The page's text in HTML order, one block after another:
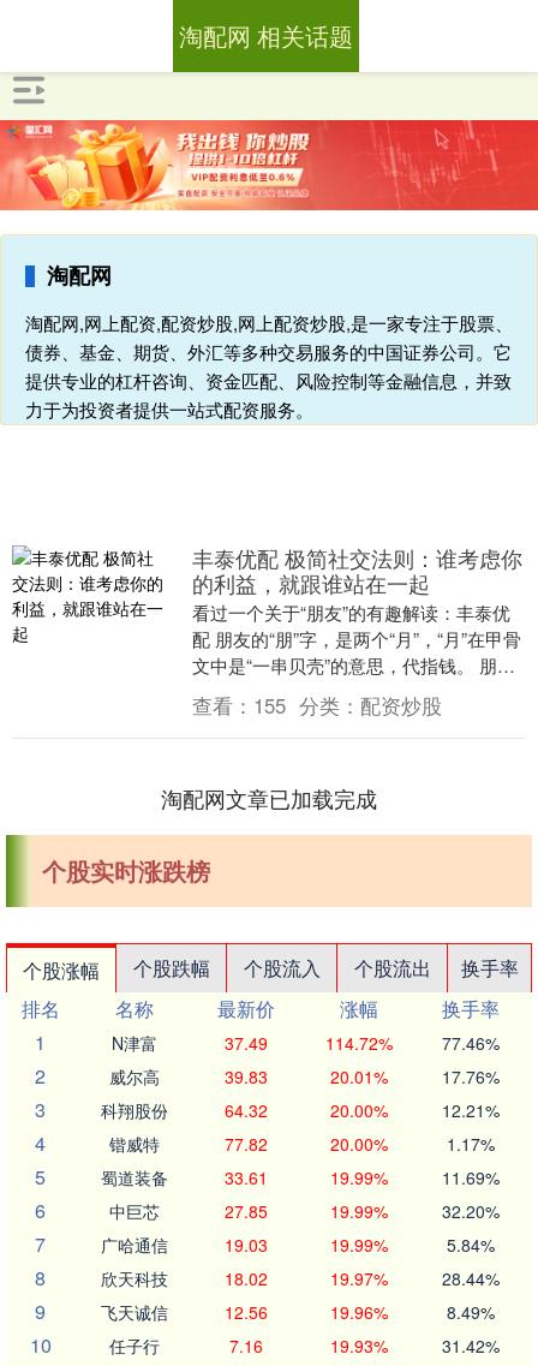
淘配网
淘配网,网上配资,配资炒股,网上配资炒股,是一家专注于股票、
债券、基金、期货、外汇等多种交易服务的中国证券公司。它
提供专业的杠杆咨询、资金匹配、风险控制等金融信息，并致
力于为投资者提供一站式配资服务。
淘配网 相关话题
丰泰优配 极简社交法则：谁考虑你
的利益，就跟谁站在一起
看过一个关于“朋友”的有趣解读：丰泰优
配 朋友的“朋”字，是两个“月”，“月”在甲骨
文中是“一串贝壳”的意思，代指钱。 朋友
的“友”字，在甲骨文中是两只手，象征....
查看： 155 分类： 配资炒股
淘配网文章已加载完成
个股实时涨跌榜
个股涨幅 个股跌幅 个股流入 个股流出
换手率
排名
名称 最新价 涨幅
换手率
1
N津富 37.49 114.72% 77.46%
2 威尔高 39.83 20.01% 17.76%
3 科翔股份 64.32 20.00% 12.21%
4 锴威特 77.82 20.00% 1.17%
5 蜀道装备 33.61 19.99% 11.69%
6 中巨芯 27.85 19.99% 32.20%
7 广哈通信 19.03 19.99% 5.84%
8 欣天科技 18.02 19.97% 28.44%
9 飞天诚信 12.56 19.96% 8.49%
10 任子行 7.16 19.93% 31.42%